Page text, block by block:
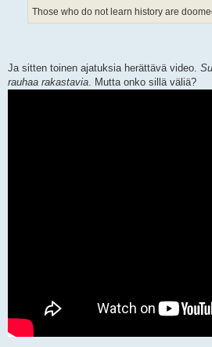
Those who do not learn history are
Ja sitten toinen ajatuksia herättävä video.
rauhaa rakastavia. Mutta onko sillä väliä?